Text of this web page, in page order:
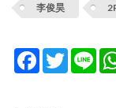
李俊昊
Facebook
Twitter